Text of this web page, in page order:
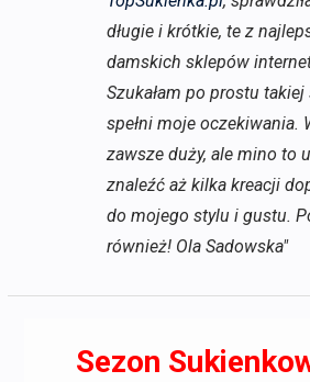
długie i krótkie, te z
damskich sklepów
Szukałam po prostu
spełni moje oczekiwania.
zawsze duży, ale mino to
znaleźć aż kilka kreacji
do mojego stylu i gustu.
również! Ola Sadowska"
Sezon